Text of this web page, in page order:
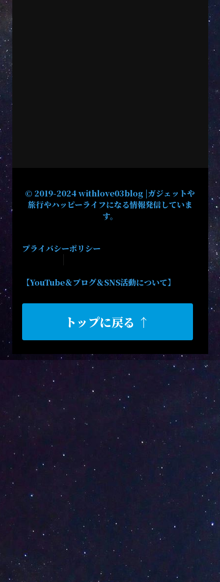
© 2019-2024 withlove03blog |ガジェットや
旅行やハッピーライフになる情報発信していま
す。
プライバシーポリシー
【YouTube＆ブログ＆SNS活動について】
トップに戻る ↑